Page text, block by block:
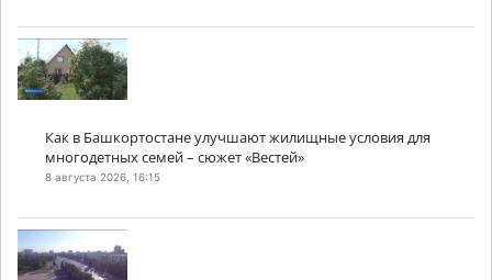
Как в Башкортостане улучшают жилищные условия для
многодетных семей – сюжет «Вестей»
8 августа 2026, 16:15